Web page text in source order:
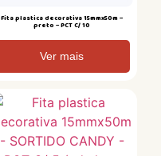
Fita plastica decorativa 15mmx50m –
preto – PCT C/ 10
Ver mais